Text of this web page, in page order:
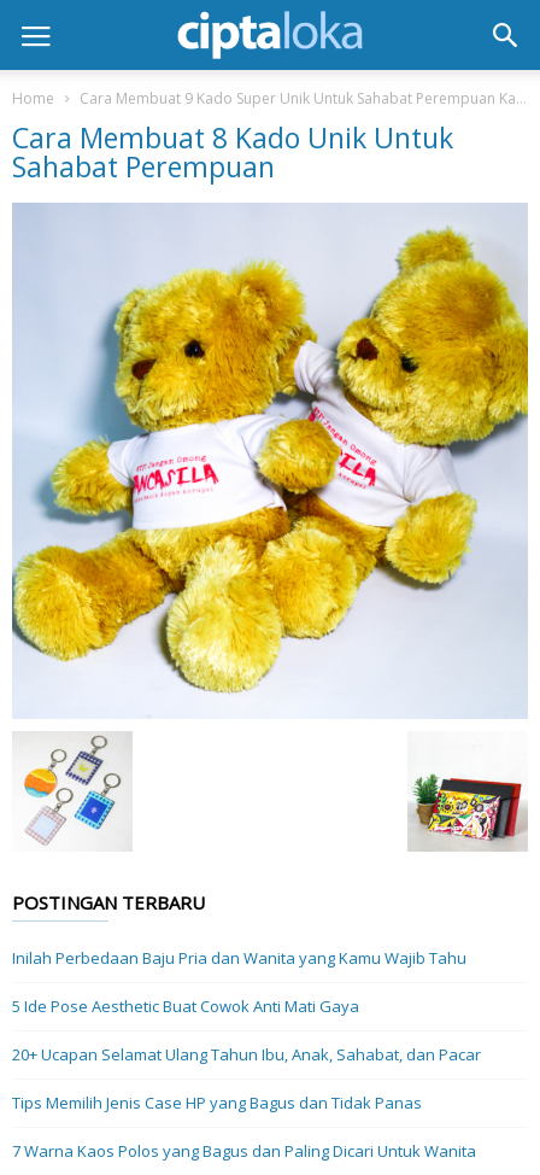
Home Cara Membuat 9 Kado Super Unik Untuk Sahabat Perempuan Kamu
Cara Membuat 8 Kado Unik Untuk
Sahabat Perempuan
POSTINGAN TERBARU
Inilah Perbedaan Baju Pria dan Wanita yang Kamu Wajib Tahu
5 Ide Pose Aesthetic Buat Cowok Anti Mati Gaya
20+ Ucapan Selamat Ulang Tahun Ibu, Anak, Sahabat, dan Pacar
Tips Memilih Jenis Case HP yang Bagus dan Tidak Panas
7 Warna Kaos Polos yang Bagus dan Paling Dicari Untuk Wanita